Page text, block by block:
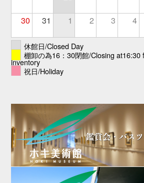
30 31 1 2 3 4
休館日/Closed Day
棚卸の為16：30閉館/Closing at16:30
inventory
祝日/Holiday